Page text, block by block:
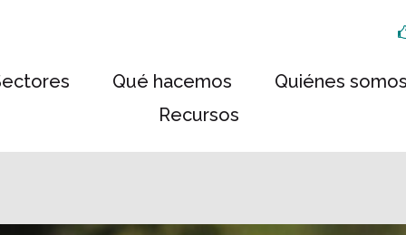
Qué hacemos
Quiénes somos
Recursos